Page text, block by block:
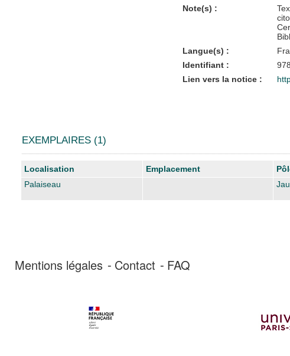
Note(s) :
Langue(s) :
Identifiant :
Lien vers la notice :
EXEMPLAIRES (1)
Liste des exemplaires
Localisation Emplacement
Palaiseau
Mentions légales Contact FAQ